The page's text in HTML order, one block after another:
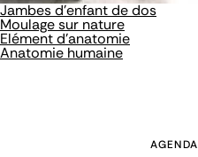
Jambes d'enfant de dos
Moulage sur nature
Elément d'anatomie
Anatomie humaine
AGENDA